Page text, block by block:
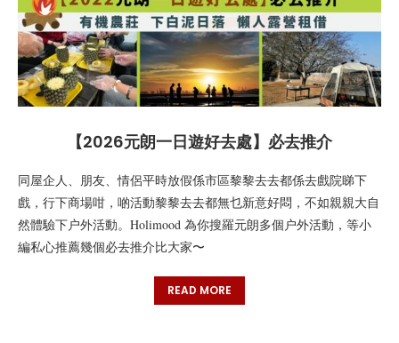
【2026元朗一日遊好去處】必去推介
同屋企人、朋友、情侶平時放假係市區黎黎去去都係去戲院睇下
戲，行下商場咁，啲活動黎黎去去都無乜新意好悶，不如親親大自
然體驗下户外活動。Holimood 為你搜羅元朗多個户外活動，等小
編私心推薦幾個必去推介比大家〜
READ MORE